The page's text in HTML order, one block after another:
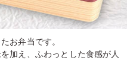
お弁当です。
加え、ふわっとした食感が人